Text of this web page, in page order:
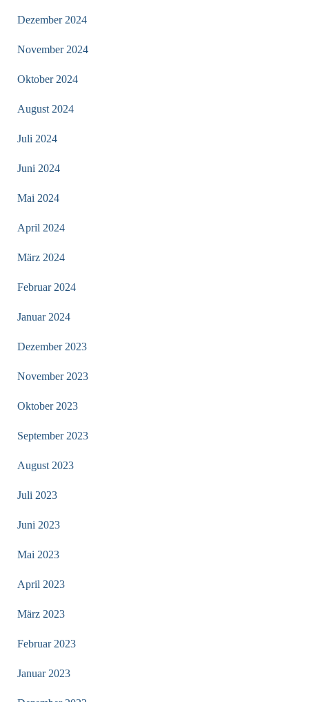
Dezember 2024
November 2024
Oktober 2024
August 2024
Juli 2024
Juni 2024
Mai 2024
April 2024
März 2024
Februar 2024
Januar 2024
Dezember 2023
November 2023
Oktober 2023
September 2023
August 2023
Juli 2023
Juni 2023
Mai 2023
April 2023
März 2023
Februar 2023
Januar 2023